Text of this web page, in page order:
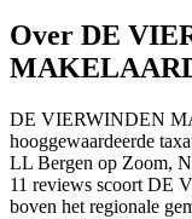
Over DE
DE VIERWINDEN
hooggewaardeerde
LL Bergen op Zoom,
11 reviews scoort DE
boven het regionale